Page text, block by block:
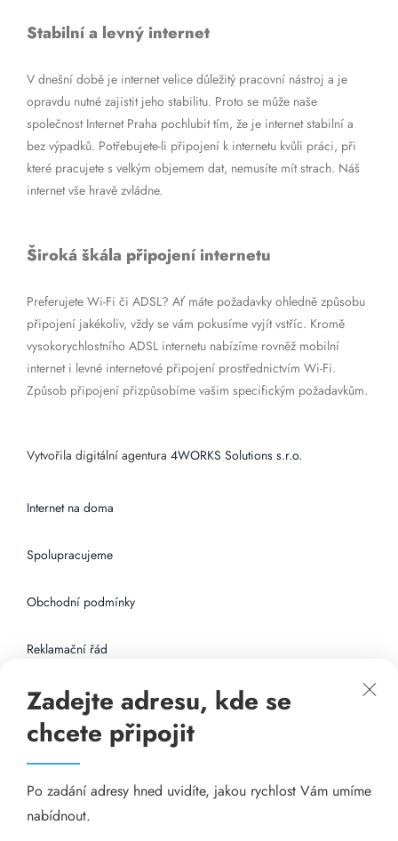
Stabilní a levný internet
V dnešní době je internet velice důležitý pracovní nástroj a je
opravdu nutné zajistit jeho stabilitu. Proto se může naše
společnost Internet Praha pochlubit tím, že je internet stabilní a
bez výpadků. Potřebujete-li připojení k internetu kvůli práci, při
které pracujete s velkým objemem dat, nemusíte mít strach. Náš
internet vše hravě zvládne.
Široká škála připojení internetu
Preferujete Wi-Fi či ADSL? Ať máte požadavky ohledně způsobu
připojení jakékoliv, vždy se vám pokusíme vyjít vstříc. Kromě
vysokorychlostního ADSL internetu nabízíme rovněž mobilní
internet i levné internetové připojení prostřednictvím Wi-Fi.
Způsob připojení přizpůsobíme vašim specifickým požadavkům.
Vytvořila digitální agentura 4WORKS Solutions s.r.o.
Internet na doma
Spolupracujeme
Obchodní podmínky
Reklamační řád
Připojení k internetu
Odkazy
Katalog A-seznam.cz
Zadejte adresu, kde se
chcete připojit
Po zadání adresy hned uvidíte, jakou rychlost Vám umíme
nabídnout.